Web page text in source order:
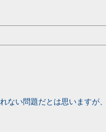
ない問題だとは思いますが